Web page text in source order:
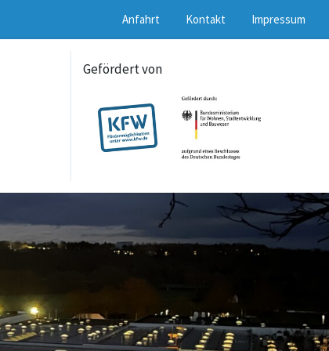
Anfahrt Kontakt Impressum
Gefördert von